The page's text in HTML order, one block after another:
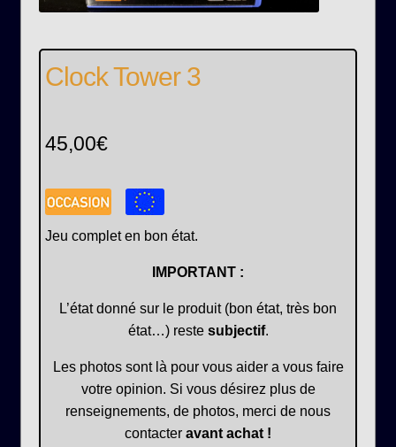
Clock Tower 3
45,00€
Jeu complet en bon état.
IMPORTANT :
L’état donné sur le produit (bon état, très bon
état…) reste subjectif.
Les photos sont là pour vous aider a vous faire
votre opinion. Si vous désirez plus de
renseignements, de photos, merci de nous
contacter avant achat !